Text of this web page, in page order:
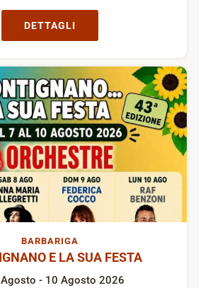
DETTAGLI
BARBARIGA
E LA SUA FESTA
- 10 Agosto 2026